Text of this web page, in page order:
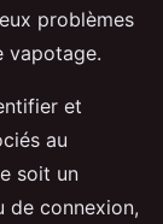
problèmes
vapotage.
et
au
soit un
de connexion,